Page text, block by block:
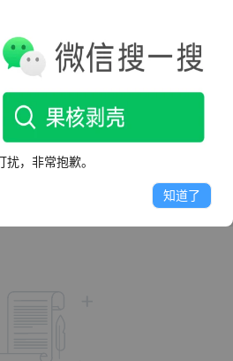
346419
，什么都没有留下～
，非常抱歉。
知道了